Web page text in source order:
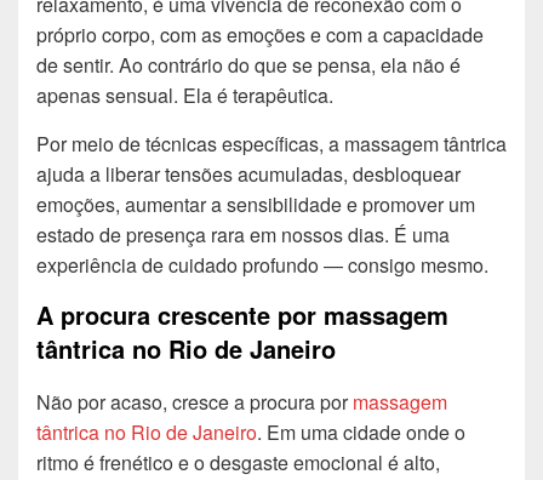
próprio corpo, com as emoções e com a capacidade
de sentir. Ao contrário do que se pensa, ela não é
apenas sensual. Ela é terapêutica.
Por meio de técnicas específicas, a massagem tântrica
ajuda a liberar tensões acumuladas, desbloquear
emoções, aumentar a sensibilidade e promover um
estado de presença rara em nossos dias. É uma
experiência de cuidado profundo — consigo mesmo.
A procura crescente por massagem
tântrica no Rio de Janeiro
Não por acaso, cresce a procura pormassagem
tântrica no Rio de Janeiro. Em uma cidade onde o
ritmo é frenético e o desgaste emocional é alto,